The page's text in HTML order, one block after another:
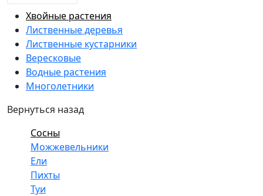
Хвойные растения
Лиственные деревья
Лиственные кустарники
Вересковые
Водные растения
Многолетники
Вернуться назад
Сосны
Можжевельники
Ели
Пихты
Туи